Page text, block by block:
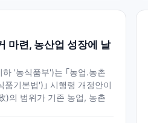
마련, 농산업 성장에 날
'농식품부')는 ｢농업․농촌
품기본법')｣ 시행령 개정안이
)의 범위가 기존 농업, 농촌